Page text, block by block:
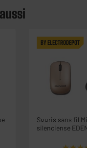
BY ELECTRODEPOT
Souris sans fil
silenciense